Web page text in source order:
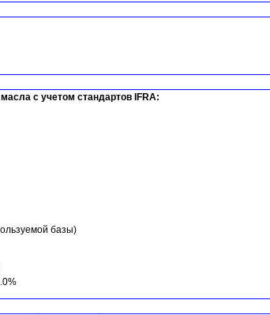
с учетом стандартов IFRA:
базы)